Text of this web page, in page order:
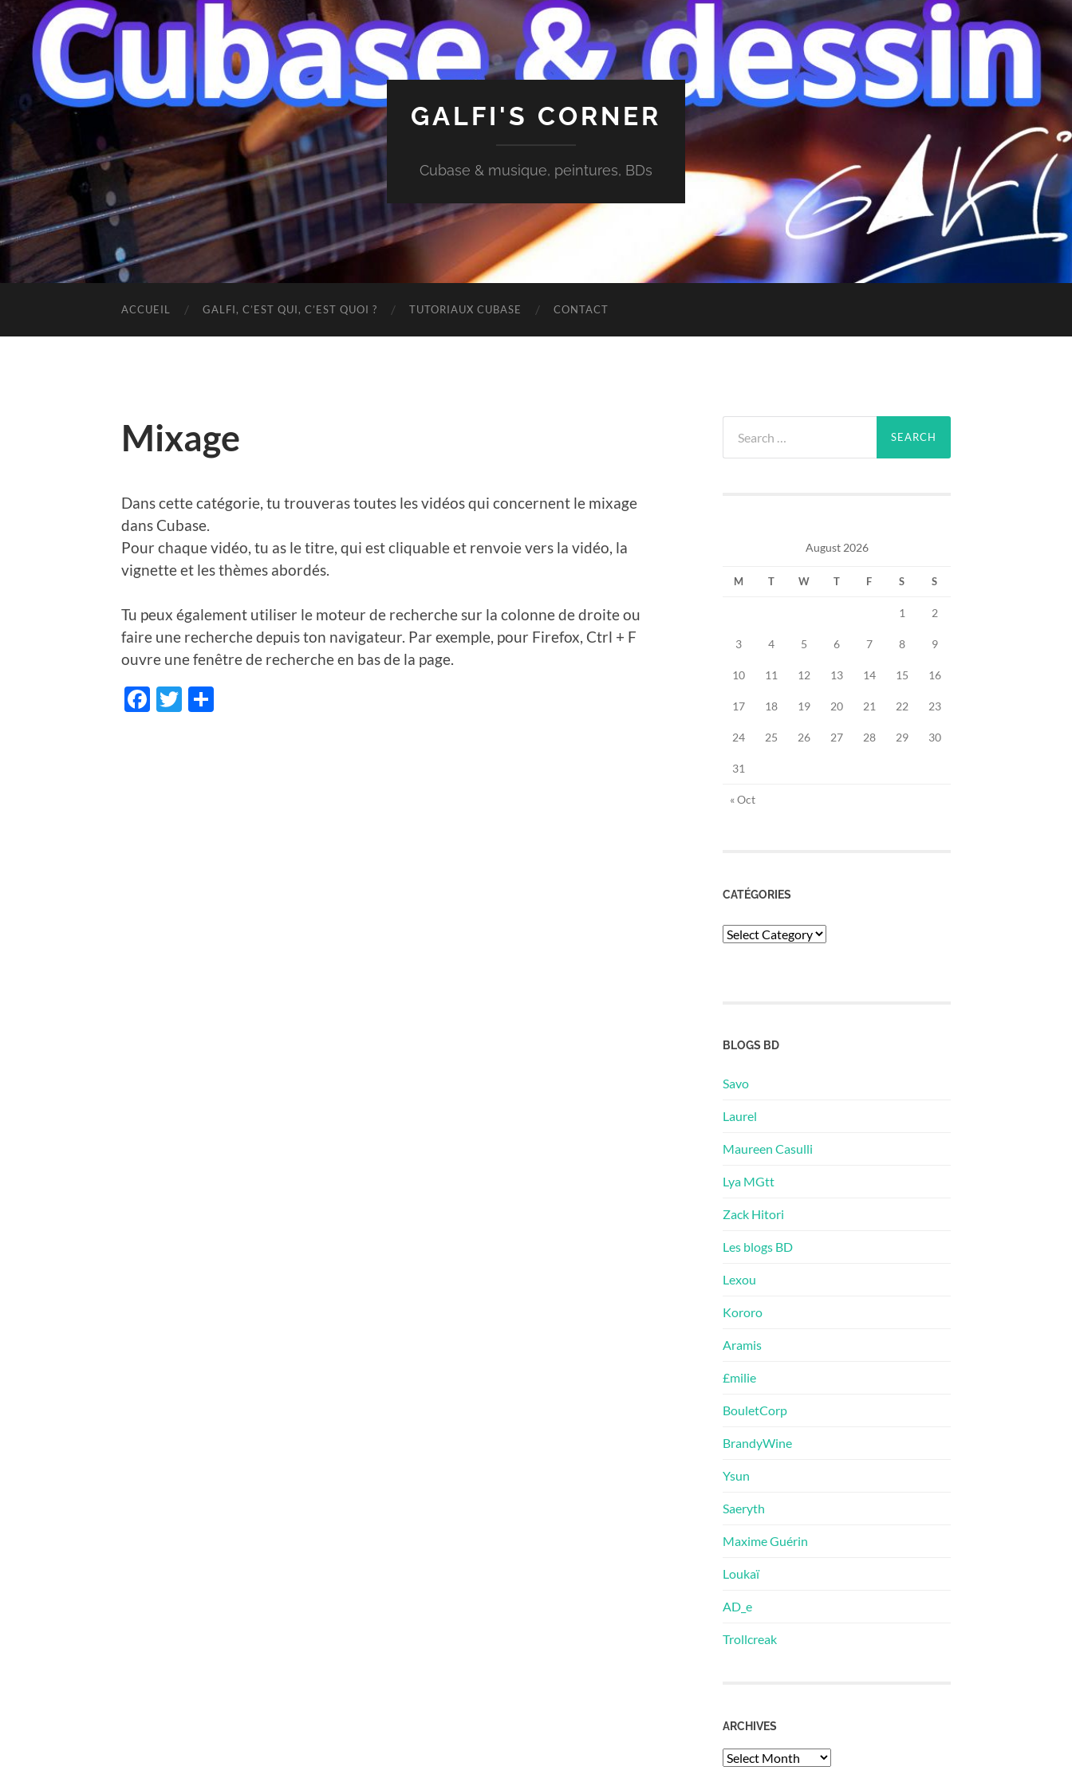
GALFI'S CORNER
Cubase & musique, peintures, BDs
ACCUEIL GALFI, C’EST QUI, C’EST QUOI ? TUTORIAUX CUBASE CONTACT
Mixage
Dans cette catégorie, tu trouveras toutes les vidéos qui concernent le mixage
dans Cubase.
Pour chaque vidéo, tu as le titre, qui est cliquable et renvoie vers la vidéo, la
vignette et les thèmes abordés.
Tu peux également utiliser le moteur de recherche sur la colonne de droite ou
faire une recherche depuis ton navigateur. Par exemple, pour Firefox, Ctrl + F
ouvre une fenêtre de recherche en bas de la page.
Facebook
Twitter
for:
August 2026
M T W T F S S
1 2
3 4 5 6 7 8 9
10 11 12 13 14 15 16
17 18 19 20 21 22 23
24 25 26 27 28 29 30
31
« Oct
CATÉGORIES
Catégories
BLOGS BD
Savo
Laurel
Maureen Casulli
Lya MGtt
Zack Hitori
Les blogs BD
Lexou
Kororo
Aramis
£milie
BouletCorp
BrandyWine
Ysun
Saeryth
Maxime Guérin
Loukaï
AD_e
Trollcreak
ARCHIVES
Archives